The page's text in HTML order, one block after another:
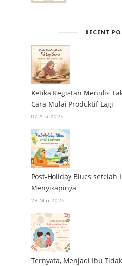
RECENT
Ketika Kegiatan Menulis
Cara Mulai Produktif Lagi
07 Apr 2026
Post-Holiday Blues setelah
Menyikapinya
29 Mar 2026
Ternyata, Menjadi Ibu